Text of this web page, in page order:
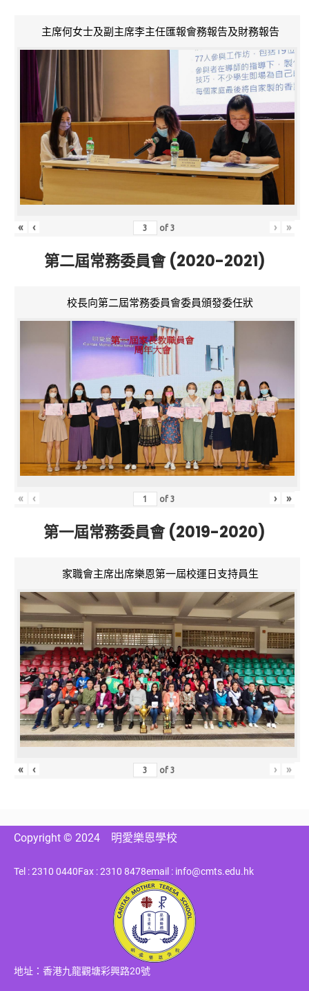
主席何女士及副主席李主任匯報會務報告及財務報告
« ‹ of3 › »
第二屆常務委員會 (2020-2021)
校長向第二屆常務委員會委員頒發委任狀
« ‹ of3 › »
第一屆常務委員會 (2019-2020)
家職會主席出席樂恩第一屆校運日支持員生
« ‹ of3 › »
Copyright © 2024 明愛樂恩學校
Tel : 2310 0440Fax : 2310 8478email : info@cmts.edu.hk
地址：香港九龍觀塘彩興路20號